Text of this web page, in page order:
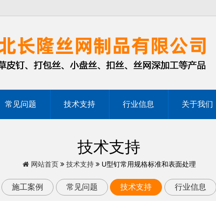
常见问题 技术支持 行业信息 关于我们
技术支持
网站首页 技术支持 U型钉常用规格标准和表面处理
施工案例 常见问题 技术支持 行业信息